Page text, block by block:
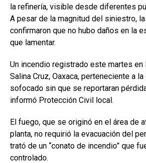
la refinería, visible desde diferentes
A pesar de la magnitud del siniestro,
confirmaron que no hubo daños en la
que lamentar.
Un incendio registrado este martes en
Salina Cruz, Oaxaca, perteneciente a
sofocado sin que se reportaran
informó Protección Civil local.
El fuego, que se originó en el área de
planta, no requirió la evacuación del
trató de un “conato de incendio” que
controlado.